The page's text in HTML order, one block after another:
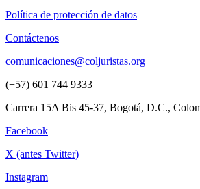
Política de protección de datos
Contáctenos
comunicaciones@coljuristas.org
(+57) 601 744 9333
Carrera 15A Bis 45-37, Bogotá, D.C.,
Facebook
X (antes Twitter)
Instagram